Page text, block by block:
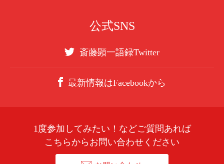
公式SNS
斎藤顕一語録Twitter
最新情報はFacebookから
1度参加してみたい！などご質問あれば
こちらからお問い合わせください